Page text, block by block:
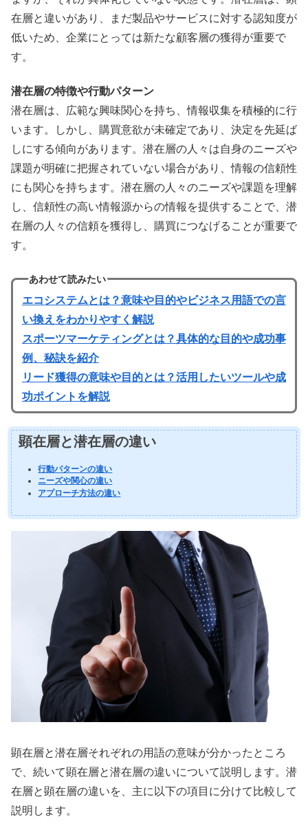
在層と違いがあり、まだ製品やサービスに対する認知度が
低いため、企業にとっては新たな顧客層の獲得が重要で
す。
潜在層の特徴や行動パターン
潜在層は、広範な興味関心を持ち、情報収集を積極的に行
います。しかし、購買意欲が未確定であり、決定を先延ば
しにする傾向があります。潜在層の人々は自身のニーズや
課題が明確に把握されていない場合があり、情報の信頼性
にも関心を持ちます。潜在層の人々のニーズや課題を理解
し、信頼性の高い情報源からの情報を提供することで、潜
在層の人々の信頼を獲得し、購買につなげることが重要で
す。
あわせて読みたい
エコシステムとは？意味や目的やビジネス用語での言
い換えをわかりやすく解説
スポーツマーケティングとは？具体的な目的や成功事
例、秘訣を紹介
リード獲得の意味や目的とは？活用したいツールや成
功ポイントを解説
顕在層と潜在層の違い
行動パターンの違い
ニーズや関心の違い
アプローチ方法の違い
顕在層と潜在層それぞれの用語の意味が分かったところ
で、続いて顕在層と潜在層の違いについて説明します。潜
在層と顕在層の違いを、主に以下の項目に分けて比較して
説明します。